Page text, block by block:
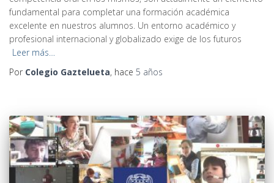
fundamental para completar una formación académica
excelente en nuestros alumnos. Un entorno académico y
profesional internacional y globalizado exige de los futuros
Leer más…
Por Colegio Gaztelueta, hace 5 años